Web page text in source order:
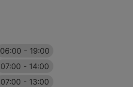
06:00 - 19:00
07:00 - 14:00
07:00 - 13:00